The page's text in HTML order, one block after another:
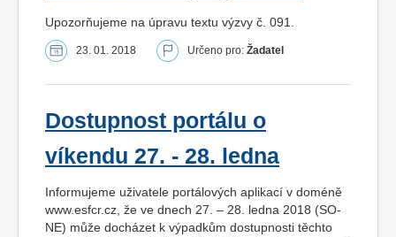
Upozorňujeme na úpravu textu výzvy č. 091.
23. 01. 2018 Určeno pro: Žadatel
Dostupnost portálu o
víkendu 27. - 28. ledna
Informujeme uživatele portálových aplikací v doméně
www.esfcr.cz, že ve dnech 27. – 28. ledna 2018 (SO-
NE) může docházet k výpadkům dostupnosti těchto